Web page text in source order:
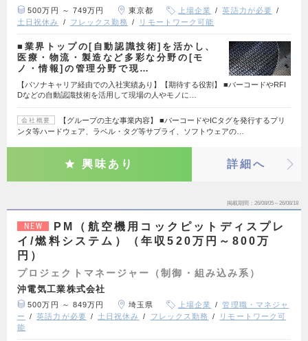
500万円 ～ 749万円 東京都 上場企業
英語力が必要
土日祝休み
フレックス勤務 リモートワーク可能
■業界トップの[自動認識技術]を活かし、
医療・物流・製造など多彩な分野の[モ
ノ・情報]の管理分野で現…
【パソナキャリア経由での入社実績あり】【期待する役割】 ■バーコードやRFI
Dなどの自動認識技術を活用して現場の人やモノに…
会社概要
【グループの主な事業内容】 ■バーコードやICタグを発行するプリ
ンタ等ハードウェア、ラベル・タグ等サプライ、ソフトウェアの…
興味あり 詳細へ
掲載期間 26/08/05～26/08/18
NEW
PM（航空機用コックピットディスプレ
イ/燃料システム）（年収520万円～800万
円）
プロジェクトマネージャー（制御・組み込み系）
沖電気工業株式会社
500万円 ～ 849万円 埼玉県 上場企業
管理職・マネジャ
ー
英語力が必要 土日祝休み フレックス勤務
リモートワーク可
能